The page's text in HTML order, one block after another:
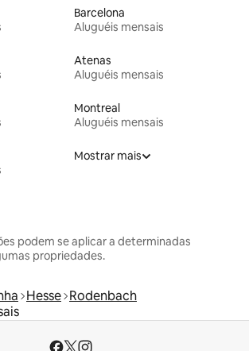
Barcelona
Aluguéis mensais
Atenas
Aluguéis mensais
Montreal
Aluguéis mensais
Mostrar mais
podem se aplicar a determinadas
propriedades.
Hesse Rodenbach